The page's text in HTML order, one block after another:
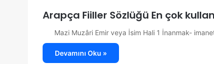
Arapça Fiiller Sözlüğü En çok
Devamını Oku »